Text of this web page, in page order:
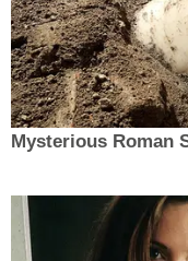
Mysterious Roman